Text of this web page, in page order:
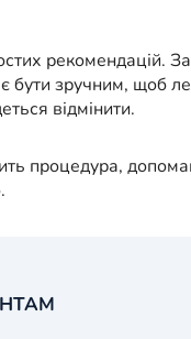
рекомендацій.
бути зручним, щоб
відмінити.
процедура,